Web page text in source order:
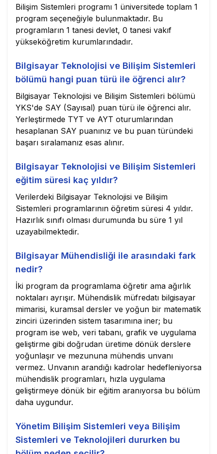
Bilişim Sistemleri programı 1 üniversitede toplam 1
program seçeneğiyle bulunmaktadır. Bu
programların 1 tanesi devlet, 0 tanesi vakıf
yükseköğretim kurumlarındadır.
Bilgisayar Teknolojisi ve Bilişim Sistemleri
bölümü hangi puan türü ile öğrenci alır?
Bilgisayar Teknolojisi ve Bilişim Sistemleri bölümü
YKS'de SAY (Sayısal) puan türü ile öğrenci alır.
Yerleştirmede TYT ve AYT oturumlarından
hesaplanan SAY puanınız ve bu puan türündeki
başarı sıralamanız esas alınır.
Bilgisayar Teknolojisi ve Bilişim Sistemleri
eğitim süresi kaç yıldır?
Verilerdeki Bilgisayar Teknolojisi ve Bilişim
Sistemleri programlarının öğretim süresi 4 yıldır.
Hazırlık sınıfı olması durumunda bu süre 1 yıl
uzayabilmektedir.
Bilgisayar Mühendisliği ile arasındaki fark
nedir?
İki program da programlama öğretir ama ağırlık
noktaları ayrışır. Mühendislik müfredatı bilgisayar
mimarisi, kuramsal dersler ve yoğun bir matematik
zinciri üzerinden sistem tasarımına iner; bu
program ise web, veri tabanı, grafik ve uygulama
geliştirme gibi doğrudan üretime dönük derslere
yoğunlaşır ve mezununa mühendis unvanı
vermez. Unvanın arandığı kadrolar hedefleniyorsa
mühendislik programları, hızla uygulama
geliştirmeye dönük bir eğitim aranıyorsa bu bölüm
daha uygundur.
Yönetim Bilişim Sistemleri veya Bilişim
Sistemleri ve Teknolojileri dururken bu